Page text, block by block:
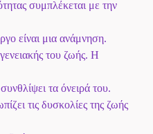
συμπλέκεται με την
είναι μια ανάμνηση.
του ζωής. Η
τα όνειρά του.
τις δυσκολίες της ζωής